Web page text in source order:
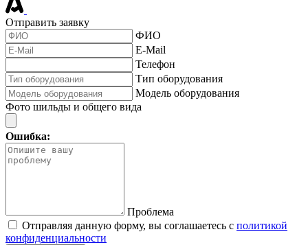
Отправить заявку
ФИО
E-Mail
Телефон
Тип оборудования
Модель оборудования
Фото шильды и общего вида
Ошибка:
Проблема
Отправляя данную форму, вы соглашаетесь с политикой
конфиденциальности